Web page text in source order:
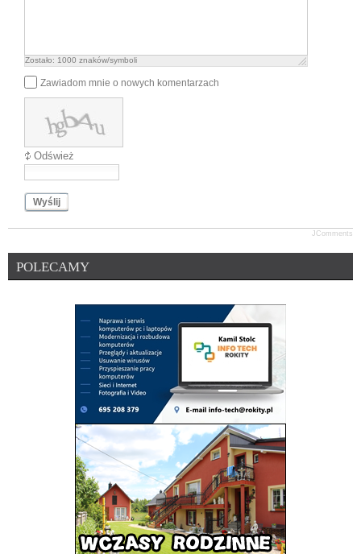
Zostało: 1000 znaków/symboli
Zawiadom mnie o nowych komentarzach
Odśwież
Wyślij
JComments
POLECAMY